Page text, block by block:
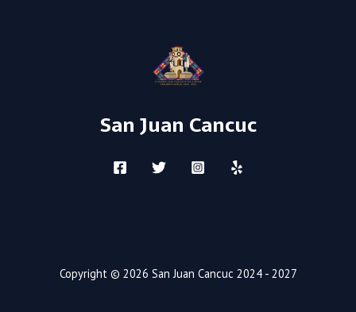
San Juan Cancuc
Copyright © 2026 San Juan Cancuc 2024 - 2027